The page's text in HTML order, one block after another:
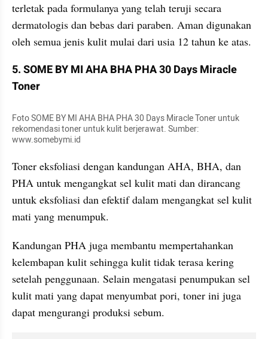
terletak pada formulanya yang telah teruji secara
dermatologis dan bebas dari paraben. Aman digunakan
oleh semua jenis kulit mulai dari usia 12 tahun ke atas.
5. SOME BY MI AHA BHA PHA 30 Days Miracle
Toner
Foto SOME BY MI AHA BHA PHA 30 Days Miracle Toner untuk
rekomendasi toner untuk kulit berjerawat. Sumber:
www.somebymi.id
Toner eksfoliasi dengan kandungan AHA, BHA, dan
PHA untuk mengangkat sel kulit mati dan dirancang
untuk eksfoliasi dan efektif dalam mengangkat sel kulit
mati yang menumpuk.
Kandungan PHA juga membantu mempertahankan
kelembapan kulit sehingga kulit tidak terasa kering
setelah penggunaan. Selain mengatasi penumpukan sel
kulit mati yang dapat menyumbat pori, toner ini juga
dapat mengurangi produksi sebum.